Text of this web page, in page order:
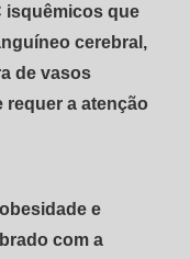
isquêmicos que
cerebral,
de vasos
a atenção
e
com a